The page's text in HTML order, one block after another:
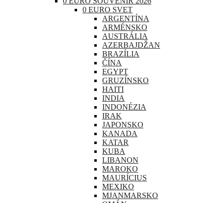
0 EURO SVET
ARGENTÍNA
ARMÉNSKO
AUSTRÁLIA
AZERBAJDŽAN
BRAZÍLIA
ČÍNA
EGYPT
GRUZÍNSKO
HAITI
INDIA
INDONÉZIA
IRAK
JAPONSKO
KANADA
KATAR
KUBA
LIBANON
MAROKO
MAURÍCIUS
MEXIKO
MJANMARSKO